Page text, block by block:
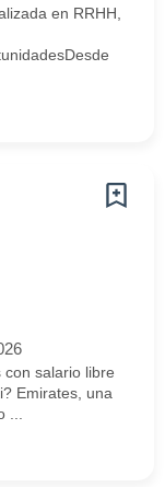
en RRHH,
salario libre
Emirates, una